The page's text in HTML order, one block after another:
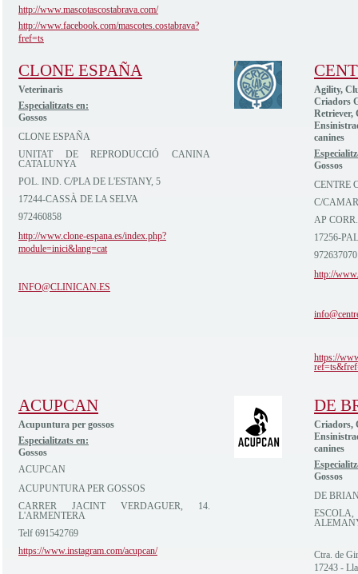
http://www.mascotascostabrava.com/
http://www.facebook.com/mascotes.costabrava?
fref=ts
CLONE ESPAÑA
Veterinaris
Especialitzats en:
Gossos
CLONE ESPAÑA
UNITAT DE REPRODUCCIÓ CANINA
CATALUNYA
POL. IND. C/PLA DE L'ESTANY, 5
17244-CASSÀ DE LA SELVA
972460858
http://www.clone-espana.es/index.php?
module=inici&lang=cat
INFO@CLINICAN.ES
Agility,
Criadors
Retriever,
canines
Gossos
CENTRE
C/
AP
17256-
972637070
http://
https://
ACUPCAN
Acupuntura per gossos
Especialitzats en:
Gossos
ACUPCAN
ACUPUNTURA PER GOSSOS
CARRER JACINT VERDAGUER, 14.
L'ARMENTERA
Telf 691542769
https://www.instagram.com/acupcan/
DE
Criadors,
canines
Gossos
DE
Ctra. de
17243 -